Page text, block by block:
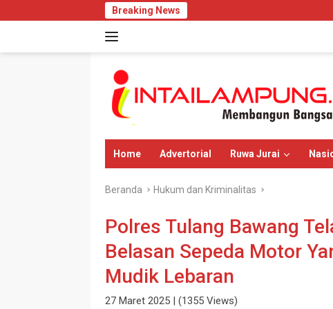
ke
Breaking News DPP
Home Advertorial Ruwa Jurai
Beranda Hukum dan Kriminalitas
Polres Tulang Bawang
Belasan Sepeda Motor
Mudik Lebaran
27 Maret 2025 | (1355 Views)